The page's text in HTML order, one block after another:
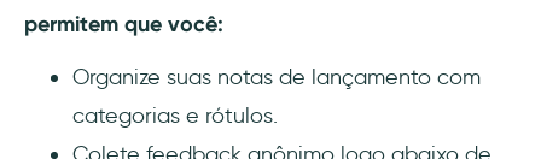
permitem que você:
Organize suas notas de lançamento com
categorias e rótulos.
Colete feedback anônimo logo abaixo de